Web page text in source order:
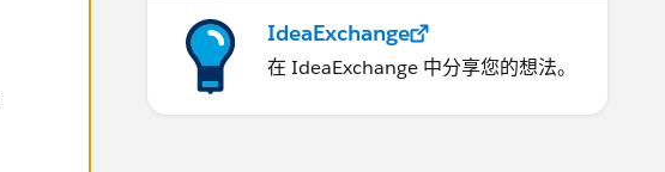
IdeaExchange
在 IdeaExchange 中分享您的想法。